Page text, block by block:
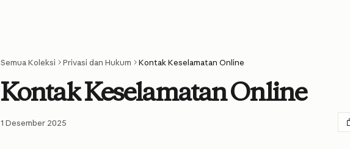
Semua Koleksi Privasi dan Hukum Kontak Keselamatan Online
Kontak Keselamatan Online
1 Desember 2025